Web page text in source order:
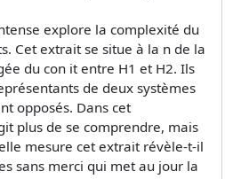
explore la complexité du
Cet extrait se situe à la n de la
du con it entre H1 et H2. Ils
de deux systèmes
opposés. Dans cet
plus de se comprendre, mais
mesure cet extrait révèle-t-il
sans merci qui met au jour la